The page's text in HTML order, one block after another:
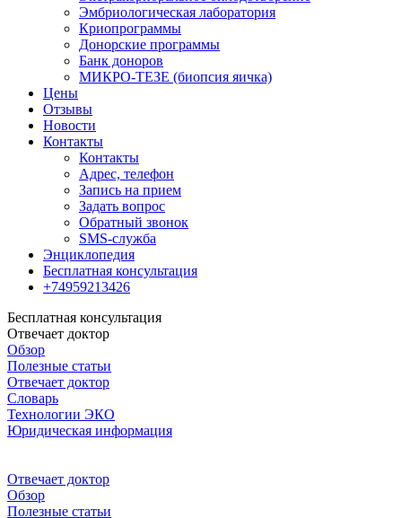
Эмбриологическая лаборатория
Криопрограммы
Донорские программы
Банк доноров
МИКРО-ТЕЗЕ (биопсия яичка)
Цены
Отзывы
Новости
Контакты
Контакты
Адрес, телефон
Запись на прием
Задать вопрос
Обратный звонок
SMS-служба
Энциклопедия
Бесплатная консультация
+74959213426
Бесплатная консультация
Отвечает доктор
Обзор
Полезные статьи
Отвечает доктор
Словарь
Технологии ЭКО
Юридическая информация
Отвечает доктор
Обзор
Полезные статьи